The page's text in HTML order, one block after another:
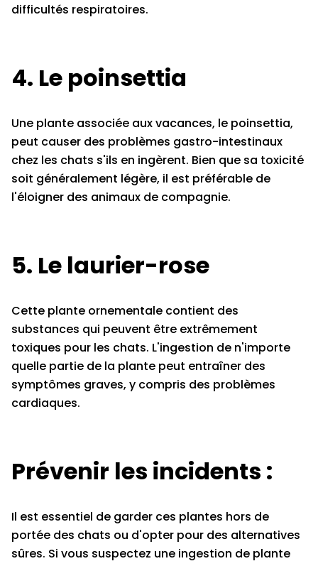
difficultés respiratoires.
4. Le poinsettia
Une plante associée aux vacances, le poinsettia,
peut causer des problèmes gastro-intestinaux
chez les chats s'ils en ingèrent. Bien que sa toxicité
soit généralement légère, il est préférable de
l'éloigner des animaux de compagnie.
5. Le laurier-rose
Cette plante ornementale contient des
substances qui peuvent être extrêmement
toxiques pour les chats. L'ingestion de n'importe
quelle partie de la plante peut entraîner des
symptômes graves, y compris des problèmes
cardiaques.
Prévenir les incidents :
Il est essentiel de garder ces plantes hors de
portée des chats ou d'opter pour des alternatives
sûres. Si vous suspectez une ingestion de plante